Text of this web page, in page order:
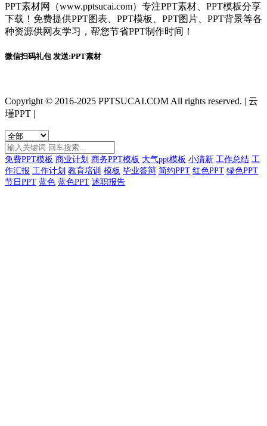
PPT素材网（www.pptsucai.com）专注PPT素材、PPT模板分享
下载！免费提供PPT图表、PPT模板、PPT图片、PPT背景等各
种资源供网友学习，帮您节省PPT制作时间！
微信扫码礼包 发送:PPT素材
Copyright © 2016-2025 PPTSUCAI.COM All rights reserved. | 云
瑾PPT |
免费PPT模板 商业计划 商务PPT模板 大气ppt模板 小清新 工作总结 工
作汇报 工作计划 教育培训 模板 毕业答辩 简约PPT 红色PPT 绿色PPT
节日PPT 蓝色 蓝色PPT 述职报告